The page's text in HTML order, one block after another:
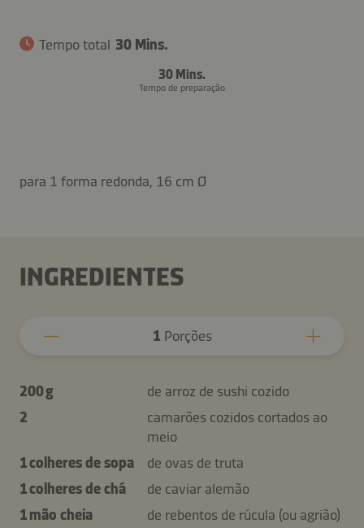
Tempo total 30 Mins.
30 Mins.
Tempo de preparação
para 1 forma redonda, 16 cm Ø
INGREDIENTES
1 Porções
200 g
de arroz de sushi cozido
2
camarões cozidos cortados ao
meio
1 colheres de sopa
de ovas de truta
1 colheres de chá
de caviar alemão
1 mão cheia
de rebentos de rúcula (ou agrião)